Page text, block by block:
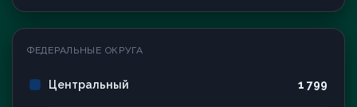
ФЕДЕРАЛЬНЫЕ ОКРУГА
Центральный 1 799